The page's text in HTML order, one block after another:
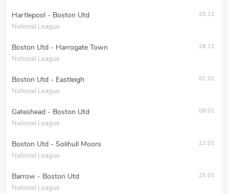
Hartlepool - Boston Utd
National League
25.12
Boston Utd - Harrogate Town
National League
28.12
Boston Utd - Eastleigh
National League
01.01
Gateshead - Boston Utd
National League
08.01
Boston Utd - Solihull Moors
National League
22.01
Barrow - Boston Utd
National League
25.01